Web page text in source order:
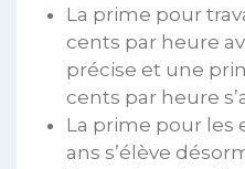
La prime pour
cents par heure
précise et une
cents par heure
La prime pour les
ans s’élève